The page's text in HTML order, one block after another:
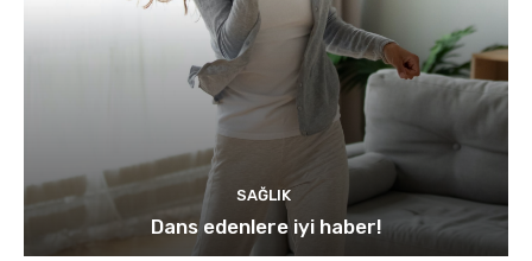
SAĞLIK
Dans edenlere iyi haber!